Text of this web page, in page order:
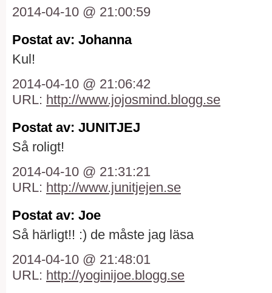
2014-04-10 @ 21:00:59
Postat av: Johanna
Kul!
2014-04-10 @ 21:06:42
URL: http://www.jojosmind.blogg.se
Postat av: JUNITJEJ
Så roligt!
2014-04-10 @ 21:31:21
URL: http://www.junitjejen.se
Postat av: Joe
Så härligt!! :) de måste jag läsa
2014-04-10 @ 21:48:01
URL: http://yoginijoe.blogg.se